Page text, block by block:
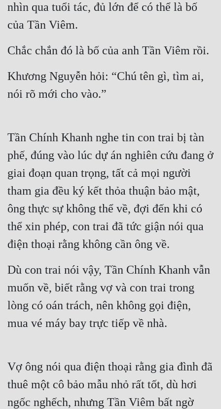
nhìn qua tuổi tác, đủ lớn để có thể là bố
của Tần Viêm.
Chắc chắn đó là bố của anh Tần Viêm rồi.
Khương Nguyễn hỏi: “Chú tên gì, tìm ai,
nói rõ mới cho vào.”
Tần Chính Khanh nghe tin con trai bị tàn
phế, đúng vào lúc dự án nghiên cứu đang ở
giai đoạn quan trọng, tất cả mọi người
tham gia đều ký kết thỏa thuận bảo mật,
ông thực sự không thể về, đợi đến khi có
thể xin phép, con trai đã tức giận nói qua
điện thoại rằng không cần ông về.
Dù con trai nói vậy, Tần Chính Khanh vẫn
muốn về, biết rằng vợ và con trai trong
lòng có oán trách, nên không gọi điện,
mua vé máy bay trực tiếp về nhà.
Vợ ông nói qua điện thoại rằng gia đình đã
thuê một cô bảo mẫu nhỏ rất tốt, dù hơi
ngốc nghếch, nhưng Tần Viêm bất ngờ